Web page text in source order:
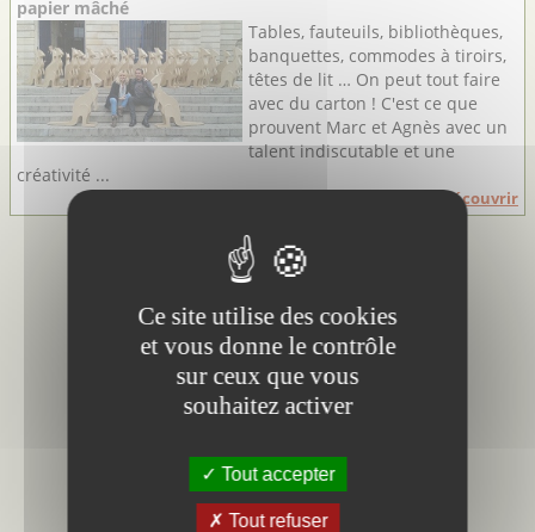
papier mâché
Tables, fauteuils, bibliothèques,
banquettes, commodes à tiroirs,
têtes de lit … On peut tout faire
avec du carton ! C'est ce que
prouvent Marc et Agnès avec un
talent indiscutable et une
créativité ...
Découvrir
Ce site utilise des cookies
et vous donne le contrôle
sur ceux que vous
souhaitez activer
Tout accepter
Tout refuser